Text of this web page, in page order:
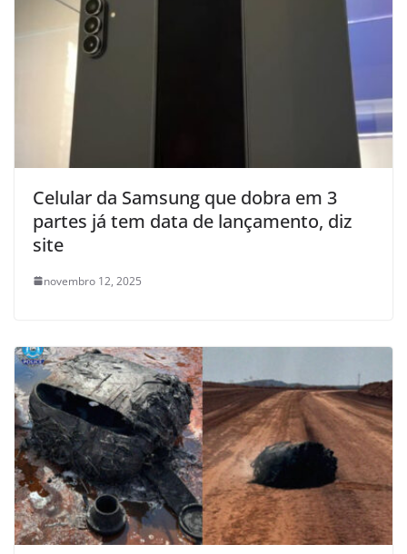
Celular da Samsung que dobra em 3
partes já tem data de lançamento, diz
site
novembro 12, 2025